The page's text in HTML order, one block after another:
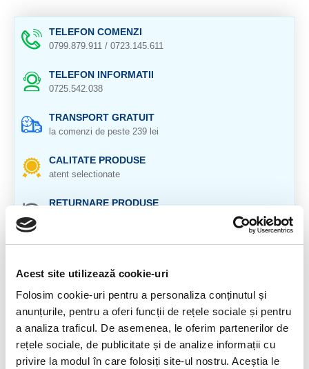
Acest site utilizează cookie-uri
Folosim cookie-uri pentru a personaliza conținutul și
anunțurile, pentru a oferi funcții de rețele sociale și pentru
a analiza traficul. De asemenea, le oferim partenerilor de
rețele sociale, de publicitate și de analize informații cu
privire la modul în care folosiți site-ul nostru. Aceștia le
TELEFON COMENZI
0799.879.911 / 0723.145.611
TELEFON INFORMATII
0725.542.038
TRANSPORT GRATUIT
la comenzi de peste 239 lei
CALITATE PRODUSE
atent selectionate
RETURNARE PRODUSE
GARANTIE PRODUSE
DESCRIERE PRODUS
Vindeca dorul de casa si ajuta sufletul sa se simta acasa
oriunde s-ar afla.
Ceruzitul este extrem de benefic in timpul calatoriilor,